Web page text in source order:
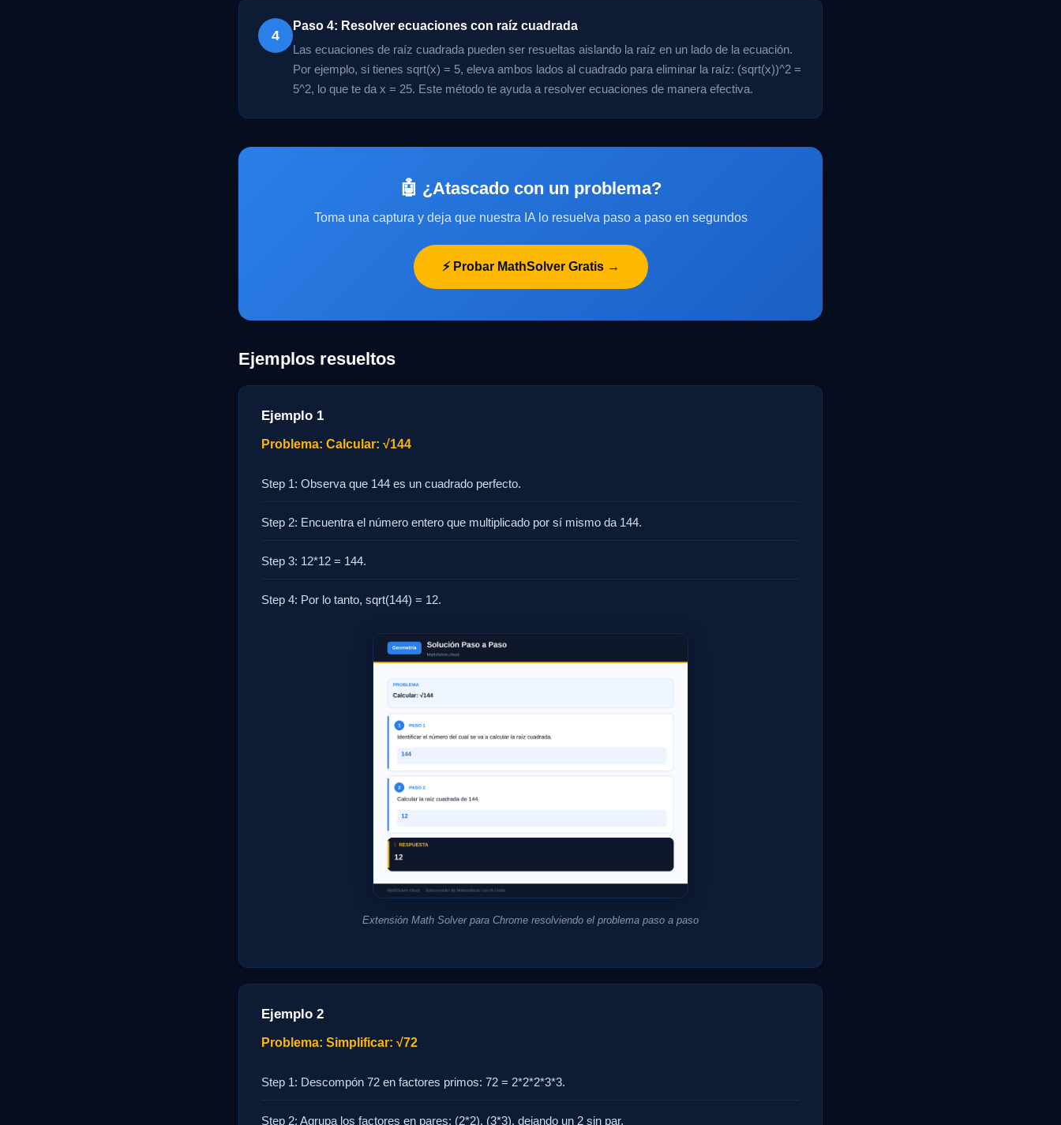
4
Paso 4: Resolver ecuaciones con raíz cuadrada
Las ecuaciones de raíz cuadrada pueden ser resueltas aislando la raíz en un lado de la ecuación.
Por ejemplo, si tienes sqrt(x) = 5, eleva ambos lados al cuadrado para eliminar la raíz: (sqrt(x))^2 =
5^2, lo que te da x = 25. Este método te ayuda a resolver ecuaciones de manera efectiva.
🤖 ¿Atascado con un problema?
Toma una captura y deja que nuestra IA lo resuelva paso a paso en segundos
⚡ Probar MathSolver Gratis →
Ejemplos resueltos
Ejemplo 1
Problema: Calcular: √144
Step 1: Observa que 144 es un cuadrado perfecto.
Step 2: Encuentra el número entero que multiplicado por sí mismo da 144.
Step 3: 12*12 = 144.
Step 4: Por lo tanto, sqrt(144) = 12.
Extensión Math Solver para Chrome resolviendo el problema paso a paso
Ejemplo 2
Problema: Simplificar: √72
Step 1: Descompón 72 en factores primos: 72 = 2*2*2*3*3.
Step 2: Agrupa los factores en pares: (2*2), (3*3), dejando un 2 sin par.